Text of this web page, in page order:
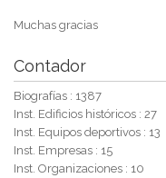
Muchas gracias
Contador
Biografías : 1387
Inst. Edificios históricos : 27
Inst. Equipos deportivos : 13
Inst. Empresas : 15
Inst. Organizaciones : 10